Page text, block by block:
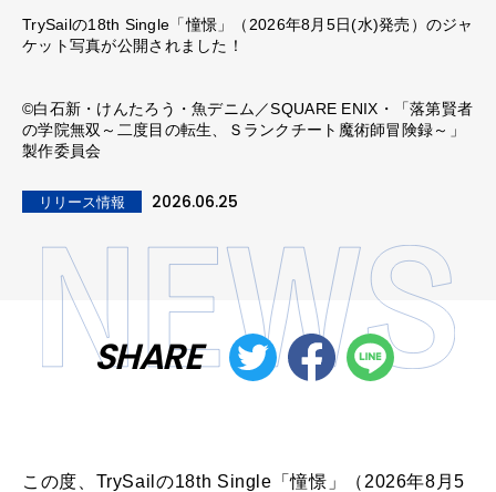
TrySailの18th Single「憧憬」（2026年8月5日(水)発売）のジャ
ケット写真が公開されました！
©白石新・けんたろう・魚デニム／SQUARE ENIX・「落第賢者
の学院無双～二度目の転生、Ｓランクチート魔術師冒険録～」
製作委員会
リリース情報 2026.06.25
SHARE
この度、TrySailの18th Single「憧憬」（2026年8月5